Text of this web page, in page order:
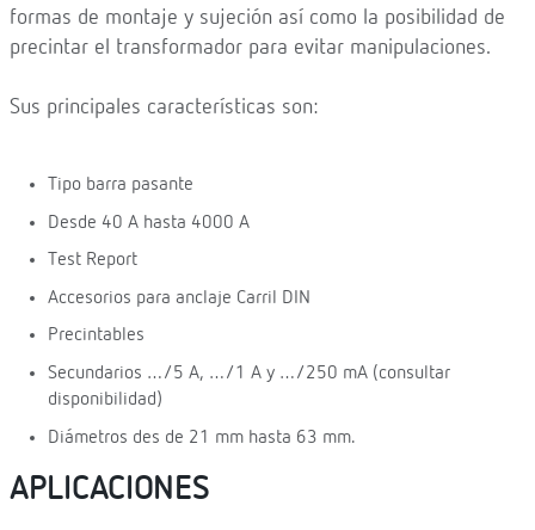
formas de montaje y sujeción así como la posibilidad de
precintar el transformador para evitar manipulaciones.
Sus principales características son:
Tipo barra pasante
Desde 40 A hasta 4000 A
Test Report
Accesorios para anclaje Carril DIN
Precintables
Secundarios …/5 A, …/1 A y …/250 mA (consultar
disponibilidad)
Diámetros des de 21 mm hasta 63 mm.
APLICACIONES